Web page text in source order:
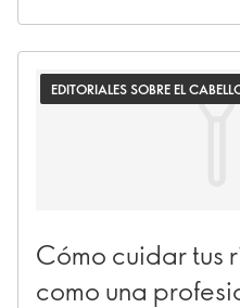
EDITORIALES SOBRE EL
Cómo cuidar tus
como una